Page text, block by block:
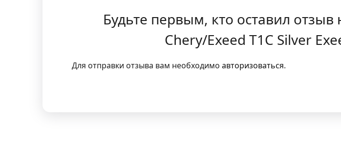
Будьте первым, кто оставил отзыв
Chery/Exeed T1C Silver
Для отправки отзыва вам необходимо авторизоваться.